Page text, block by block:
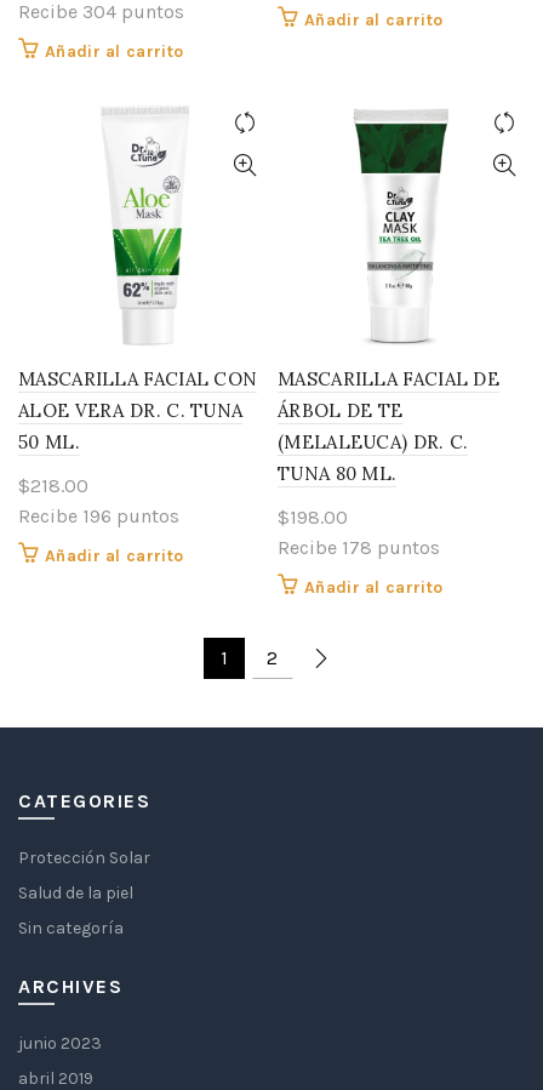
Recibe 304 puntos
Añadir al carrito
Añadir al carrito
MASCARILLA FACIAL CON
ALOE VERA DR. C. TUNA
50 ML.
$218.00
Recibe 196 puntos
Añadir al carrito
MASCARILLA FACIAL DE
ÁRBOL DE TE
(MELALEUCA) DR. C.
TUNA 80 ML.
$198.00
Recibe 178 puntos
Añadir al carrito
1 2
CATEGORIES
Protección Solar
Salud de la piel
Sin categoría
ARCHIVES
junio 2023
abril 2019